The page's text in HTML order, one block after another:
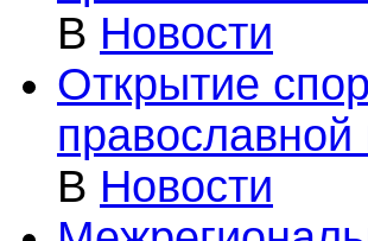
В Новости
Открытие
В Новости